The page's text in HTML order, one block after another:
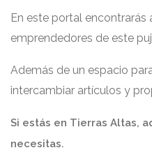
En este portal
emprendedores de este
Además de un espacio
intercambiar artículos y
Si estás en Tierras Altas,
necesitas.